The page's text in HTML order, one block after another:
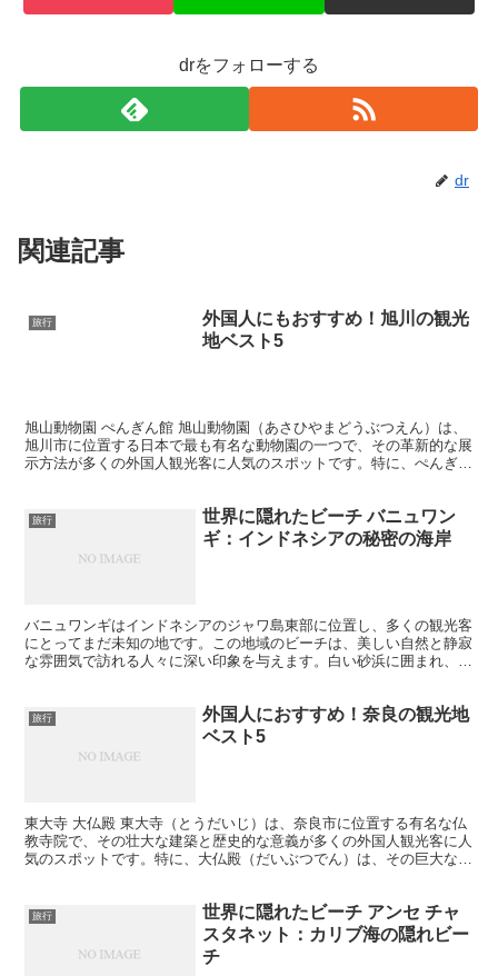
drをフォローする
dr
関連記事
旅行
外国人にもおすすめ！旭川の観光
地ベスト5
旭山動物園 ぺんぎん館 旭山動物園（あさひやまどうぶつえん）は、
旭川市に位置する日本で最も有名な動物園の一つで、その革新的な展
示方法が多くの外国人観光客に人気のスポットです。特に、ぺんぎん
旅行
世界に隠れたビーチ バニュワン
ギ：インドネシアの秘密の海岸
バニュワンギはインドネシアのジャワ島東部に位置し、多くの観光客
にとってまだ未知の地です。この地域のビーチは、美しい自然と静寂
な雰囲気で訪れる人々に深い印象を与えます。白い砂浜に囲まれ、背
旅行
外国人におすすめ！奈良の観光地
ベスト5
東大寺 大仏殿 東大寺（とうだいじ）は、奈良市に位置する有名な仏
教寺院で、その壮大な建築と歴史的な意義が多くの外国人観光客に人
気のスポットです。特に、大仏殿（だいぶつでん）は、その巨大な仏
旅行
世界に隠れたビーチ アンセ チャ
スタネット：カリブ海の隠れビー
チ